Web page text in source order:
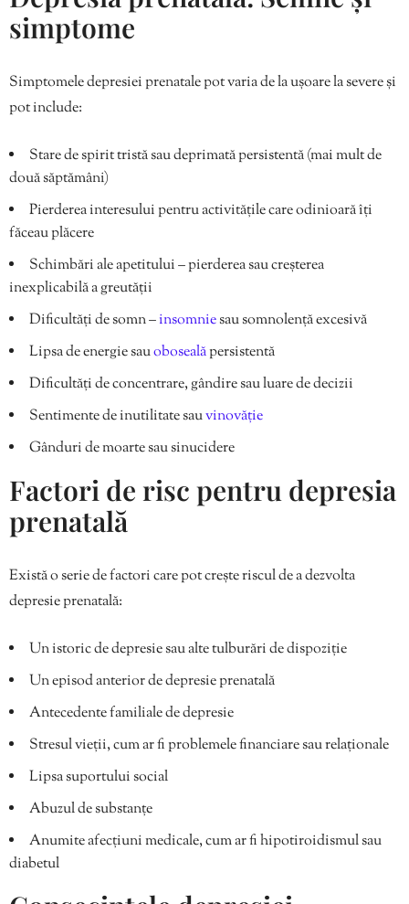
simptome
Simptomele depresiei prenatale pot varia de la ușoare la severe și
pot include:
Stare de spirit tristă sau deprimată persistentă (mai mult de
două săptămâni)
Pierderea interesului pentru activitățile care odinioară îți
făceau plăcere
Schimbări ale apetitului – pierderea sau creșterea
inexplicabilă a greutății
Dificultăți de somn –insomniesau somnolență excesivă
Lipsa de energie sauobosealăpersistentă
Dificultăți de concentrare, gândire sau luare de decizii
Sentimente de inutilitate sauvinovăție
Gânduri de moarte sau sinucidere
Factori de risc pentru depresia
prenatală
Există o serie de factori care pot crește riscul de a dezvolta
depresie prenatală:
Un istoric de depresie sau alte tulburări de dispoziție
Un episod anterior de depresie prenatală
Antecedente familiale de depresie
Stresul vieții, cum ar fi problemele financiare sau relaționale
Lipsa suportului social
Abuzul de substanțe
Anumite afecțiuni medicale, cum ar fi hipotiroidismul sau
diabetul